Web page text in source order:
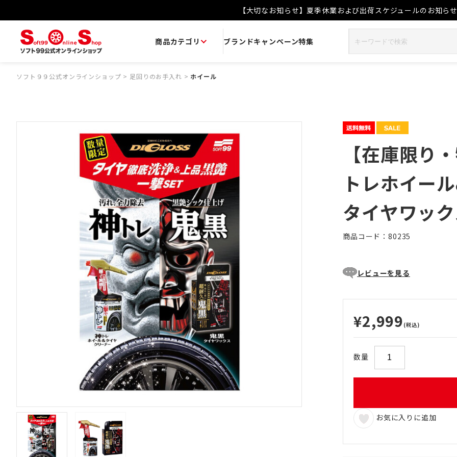
【大切なお知らせ】夏季休業および出荷スケジュールのお知らせ
商品カテゴリ ブランドキャンペーン特集
ソフト９９公式オンラインショップ > 足回りのお手入れ > ホイール
【在庫限り
トレホイー
タイヤワッ
商品コード：80235
レビューを見る
¥2,999 (税込)
数量
お気に入りに追加